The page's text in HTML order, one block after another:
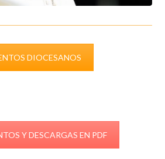
DIOCESANOS
Y DESCARGAS EN PDF